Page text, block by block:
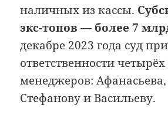
наличных из кассы.
экс-топов — более 7
декабре 2023 года суд
ответственности
менеджеров:
Стефанову и Васильеву.